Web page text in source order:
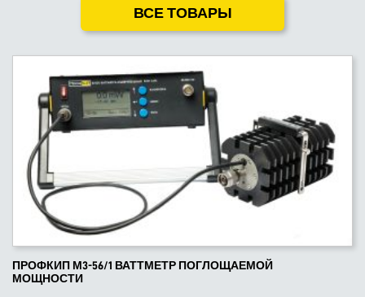
ВСЕ ТОВАРЫ
ПРОФКИП М3-56/1 ВАТТМЕТР ПОГЛОЩАЕМОЙ
МОЩНОСТИ